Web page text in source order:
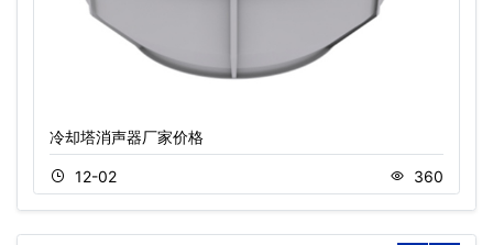
冷却塔消声器厂家价格
12-02 360